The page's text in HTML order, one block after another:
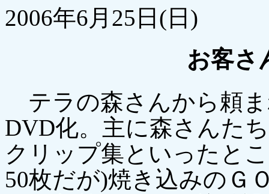
2006年6月25日(日)
お客さ
テラの森さんから頼
DVD化。主に森さんた
クリップ集といったと
50枚だが)焼き込みのＧ